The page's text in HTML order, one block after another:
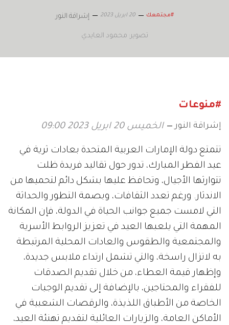
#مجتمعك 20 ابريل 2023 إشراقة النور
تصوير: محمود العايدي
#منوعات
إشراقة النور الخميس 20 ابريل 2023 09:00
تتمتع دولة الإمارات العربية المتحدة بعادات ثرية في
عيد الفطر المبارك، تدور حول تقاليد فريدة ظلت
تتوارثها الأجيال، وتحافظ عليها بشكل دائم لتحميها من
الاندثار. ورغم تعدد الثقافات، وبصمة التطور والحداثة
التي لامست جميع جوانب الحياة في الدولة، فإن المكانة
المهمة التي يلعبها العيد في تعزيز الروابط الأسرية
والمجتمعية والطقوس والعادات المحلية المرتبطة
به لاتزال راسخة، والتي تشمل ارتداء ملابس جديدة،
وإظهار قيمة العطاء، من خلال تقديم الصدقات
للفقراء والمحتاجين، بالإضافة إلى تقديم الوجبات
الخاصة من الأطباق اللذيذة، والرقصات الشعبية في
الأماكن العامة، والزيارات العائلية لتقديم تهنئة العيد،